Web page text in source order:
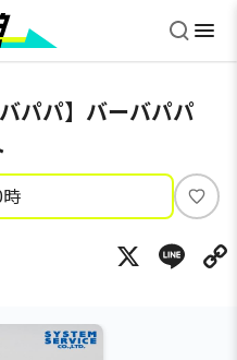
パパ】バーバパパ
い
ね
X